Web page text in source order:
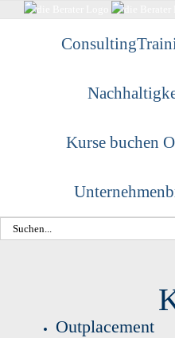
Consulting
Kurse buchen
Unternehmen
Suche
nach:
Outplacement